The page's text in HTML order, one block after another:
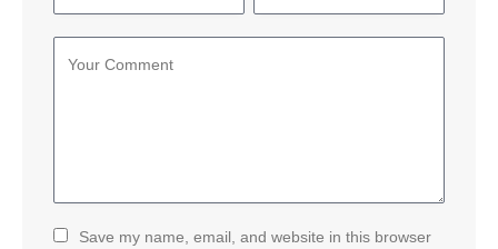
Save my name, email, and website in this browser